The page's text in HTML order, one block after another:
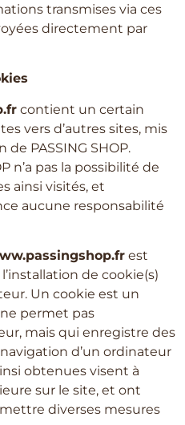
transmises via ces
directement par
contient un certain
vers d’autres sites, mis
de PASSING SHOP.
n’a pas la possibilité de
ainsi visités, et
aucune responsabilité
est
de cookie(s)
Un cookie est un
permet pas
mais qui enregistre des
d’un ordinateur
obtenues visent à
sur le site, et ont
diverses mesures